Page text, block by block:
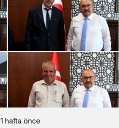
1 hafta önce